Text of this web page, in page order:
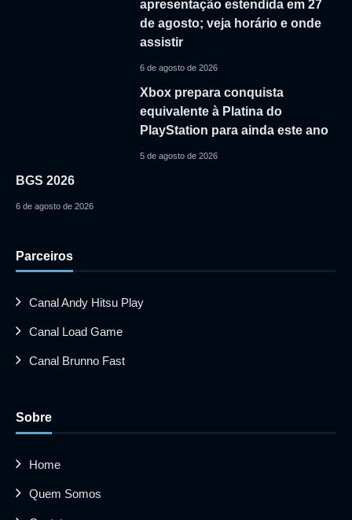
apresentação estendida em 27
de agosto; veja horário e onde
assistir
6 de agosto de 2026
Xbox prepara conquista
equivalente à Platina do
PlayStation para ainda este ano
5 de agosto de 2026
BGS 2026
6 de agosto de 2026
Parceiros
Canal Andy Hitsu Play
Canal Load Game
Canal Brunno Fast
Sobre
Home
Quem Somos